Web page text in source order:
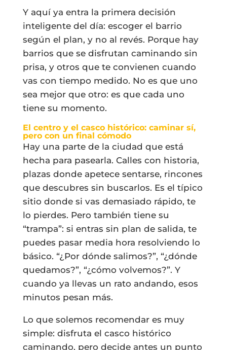
Y aquí ya entra la primera decisión
inteligente del día: escoger el barrio
según el plan, y no al revés. Porque hay
barrios que se disfrutan caminando sin
prisa, y otros que te convienen cuando
vas con tiempo medido. No es que uno
sea mejor que otro: es que cada uno
tiene su momento.
El centro y el casco histórico: caminar sí,
pero con un final cómodo
Hay una parte de la ciudad que está
hecha para pasearla. Calles con historia,
plazas donde apetece sentarse, rincones
que descubres sin buscarlos. Es el típico
sitio donde si vas demasiado rápido, te
lo pierdes. Pero también tiene su
“trampa”: si entras sin plan de salida, te
puedes pasar media hora resolviendo lo
básico. “¿Por dónde salimos?”, “¿dónde
quedamos?”, “¿cómo volvemos?”. Y
cuando ya llevas un rato andando, esos
minutos pesan más.
Lo que solemos recomendar es muy
simple: disfruta el casco histórico
caminando, pero decide antes un punto